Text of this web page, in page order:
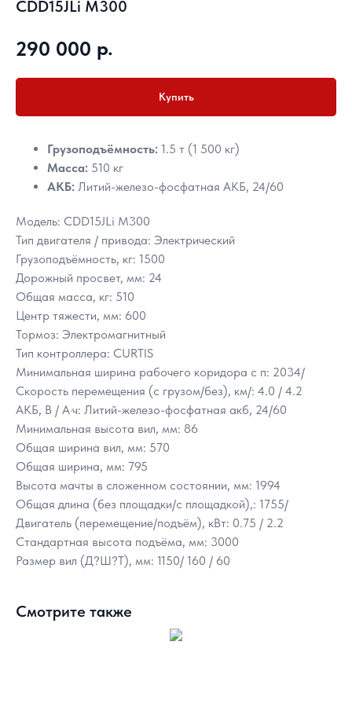
CDD15JLi M300
290 000 р.
Купить
Грузоподъёмность: 1.5 т (1 500 кг)
Масса: 510 кг
АКБ: Литий-железо-фосфатная АКБ, 24/60
Модель: CDD15JLi M300
Тип двигателя / привода: Электрический
Грузоподъёмность, кг: 1500
Дорожный просвет, мм: 24
Общая масса, кг: 510
Центр тяжести, мм: 600
Тормоз: Электромагнитный
Тип контроллера: CURTIS
Минимальная ширина рабочего коридора с п: 2034/
Скорость перемещения (с грузом/без), км/: 4.0 / 4.2
АКБ, В / А·ч: Литий-железо-фосфатная акб, 24/60
Минимальная высота вил, мм: 86
Общая ширина вил, мм: 570
Общая ширина, мм: 795
Высота мачты в сложенном состоянии, мм: 1994
Общая длина (без площадки/с площадкой),: 1755/
Двигатель (перемещение/подъём), кВт: 0.75 / 2.2
Стандартная высота подъёма, мм: 3000
Размер вил (Д?Ш?Т), мм: 1150/ 160 / 60
Смотрите также